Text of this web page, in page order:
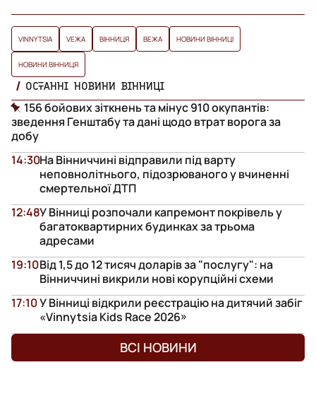
VINNYTSIA VЕЖА ВІННИЦЯ ВЕЖА НОВИНИ ВІННИЦІ
НОВИНИ ВІННИЦЯ
ОСТАННІ НОВИНИ ВІННИЦІ
156 бойових зіткнень та мінус 910 окупантів:
зведення Генштабу та дані щодо втрат ворога за
добу
На Вінниччині відправили під варту
неповнолітнього, підозрюваного у вчиненні
смертельної ДТП
14:30
У Вінниці розпочали капремонт покрівель у
багатоквартирних будинках за трьома
адресами
12:48
Від 1,5 до 12 тисяч доларів за "послугу": на
Вінниччині викрили нові корупційні схеми
19:10
У Вінниці відкрили реєстрацію на дитячий забіг
«Vinnytsia Kids Race 2026»
17:10
ВСІ НОВИНИ